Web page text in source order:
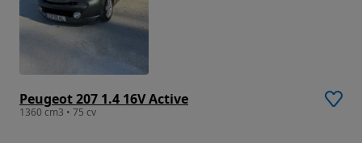
Peugeot 207 1.4 16V Active
1360 cm3 • 75 cv